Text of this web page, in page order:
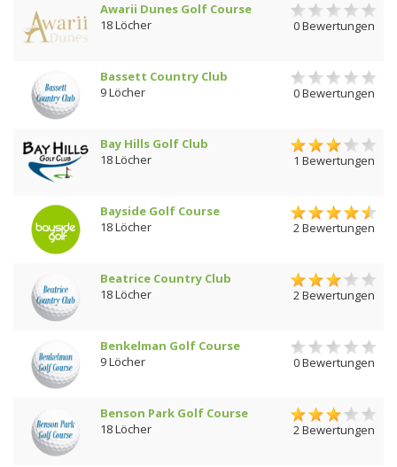
Awarii Dunes Golf Course
18 Löcher
0 Bewertungen
Bassett Country Club
9 Löcher
0 Bewertungen
Bay Hills Golf Club
18 Löcher
1 Bewertungen
Bayside Golf Course
18 Löcher
2 Bewertungen
Beatrice Country Club
18 Löcher
2 Bewertungen
Benkelman Golf Course
9 Löcher
0 Bewertungen
Benson Park Golf Course
18 Löcher
2 Bewertungen